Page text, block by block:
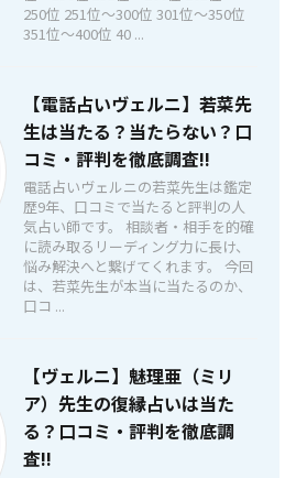
250位 251位〜300位 301位〜350位
351位〜400位 40 ...
【電話占いヴェルニ】若菜先
生は当たる？当たらない？口
コミ・評判を徹底調査!!
電話占いヴェルニの若菜先生は鑑定
歴9年、口コミで当たると評判の人
気占い師です。 相談者・相手を的確
に読み取るリーディング力に長け、
悩み解決へと繋げてくれます。 今回
は、若菜先生が本当に当たるのか、
口コ ...
【ヴェルニ】魅理亜（ミリ
ア）先生の復縁占いは当た
る？口コミ・評判を徹底調
査!!